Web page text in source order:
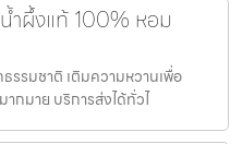
ำผึ้งแท้ 100% หอม
รรมชาติ เติมความหวานเพื่อ
กมาย บริการส่งได้ทั่วไ